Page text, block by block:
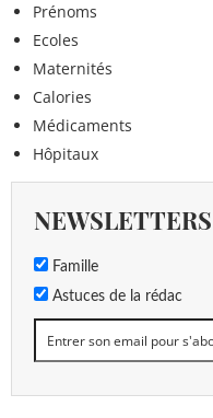
Prénoms
Ecoles
Maternités
Calories
Médicaments
Hôpitaux
NEWSLETTERS
Famille
Astuces de la rédac